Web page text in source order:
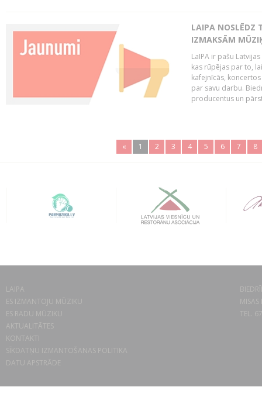
LAIPA NOSLĒDZ
IZMAKSĀM
LaIPA ir pašu
kas rūpējas par to,
kafejnīcās,
par savu darbu.
producentus un
« 1 2 3 4 5 6 7 8
LAIPA
ES IZMANTOJU MŪZIKU
ES RADU MŪZIKU
AKTUALITĀTES
KONTAKTI
SĪKDATŅU IZMANTOŠANAS POLITIKA
DATU APSTRĀDE
TEL.